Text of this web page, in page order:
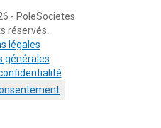
- PoleSocietes
réservés.
légales
générales